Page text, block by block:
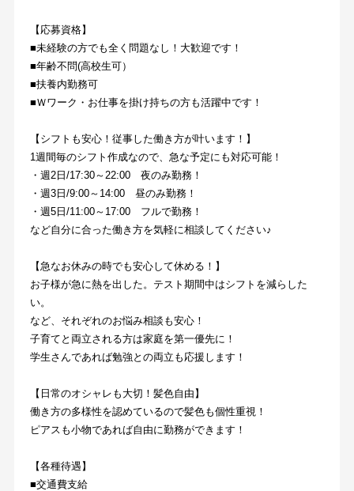
【応募資格】
■未経験の方でも全く問題なし！大歓迎です！
■年齢不問(高校生可）
■扶養内勤務可
■Ｗワーク・お仕事を掛け持ちの方も活躍中です！
【シフトも安心！従事した働き方が叶います！】
1週間毎のシフト作成なので、急な予定にも対応可能！
・週2日/17:30～22:00　夜のみ勤務！
・週3日/9:00～14:00　昼のみ勤務！
・週5日/11:00～17:00　フルで勤務！
など自分に合った働き方を気軽に相談してください♪
【急なお休みの時でも安心して休める！】
お子様が急に熱を出した。テスト期間中はシフトを減らした
い。
など、それぞれのお悩み相談も安心！
子育てと両立される方は家庭を第一優先に！
学生さんであれば勉強との両立も応援します！
【日常のオシャレも大切！髪色自由】
働き方の多様性を認めているので髪色も個性重視！
ピアスも小物であれば自由に勤務ができます！
【各種待遇】
■交通費支給